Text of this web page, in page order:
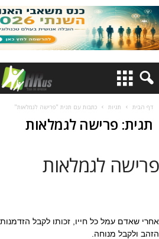
דף הבית תגיות כתבות עם תגית "פרישה לגמלאות"
תגית: פרישה לגמלאות
פרישה לגמלאות
אחרי שאדם עמל כל חייו, זכותו לקבל הזדמנות
הזהב ולקבל מנוחה.